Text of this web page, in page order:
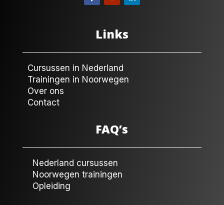
Links
Cursussen in Nederland
Trainingen in Noorwegen
Over ons
Contact
FAQ’s
Nederland cursussen
Noorwegen trainingen
Opleiding